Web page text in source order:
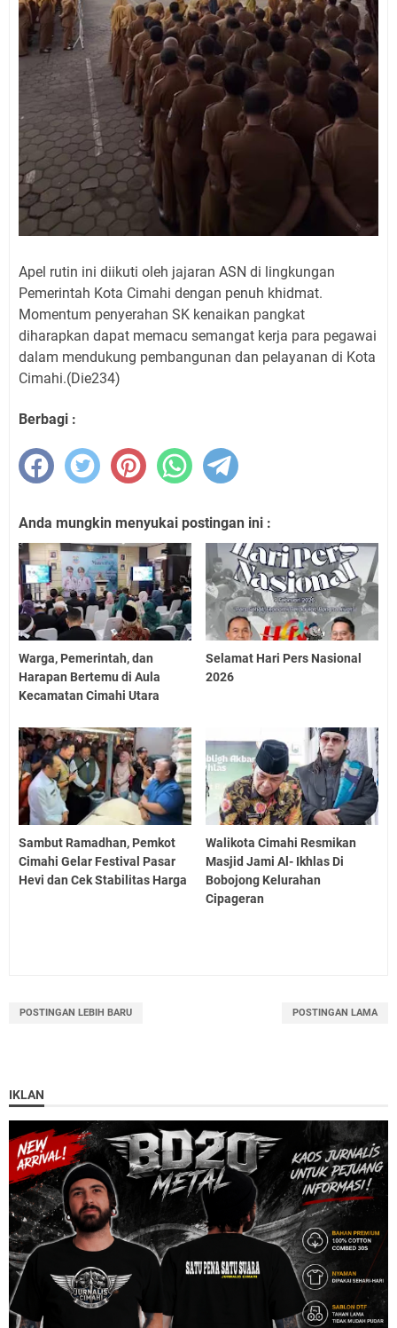
Apel rutin ini diikuti oleh jajaran ASN di lingkungan
Pemerintah Kota Cimahi dengan penuh khidmat.
Momentum penyerahan SK kenaikan pangkat
diharapkan dapat memacu semangat kerja para pegawai
dalam mendukung pembangunan dan pelayanan di Kota
Cimahi.(Die234)
Berbagi :
Anda mungkin menyukai postingan ini :
Warga, Pemerintah, dan
Harapan Bertemu di Aula
Kecamatan Cimahi Utara
Selamat Hari Pers Nasional
2026
Sambut Ramadhan, Pemkot
Cimahi Gelar Festival Pasar
Hevi dan Cek Stabilitas Harga
Walikota Cimahi Resmikan
Masjid Jami Al- Ikhlas Di
Bobojong Kelurahan
Cipageran
POSTINGAN LEBIH BARU POSTINGAN LAMA
IKLAN